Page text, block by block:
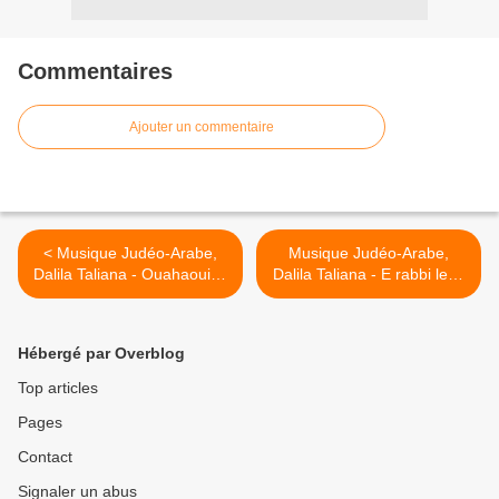
Commentaires
Ajouter un commentaire
< Musique Judéo-Arabe,
Dalila Taliana - Ouahaouiya
Ouahaoui
Musique Judéo-Arabe,
Dalila Taliana - E rabbi lech
hakka >
Hébergé par Overblog
Top articles
Pages
Contact
Signaler un abus